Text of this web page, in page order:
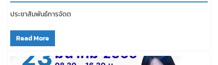
ประชาสัมพันธ์การจัดต
Read More